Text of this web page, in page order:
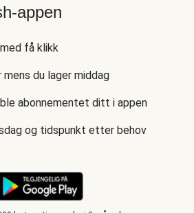
appen
få klikk
du lager middag
abonnementet ditt i appen
og tidspunkt etter behov